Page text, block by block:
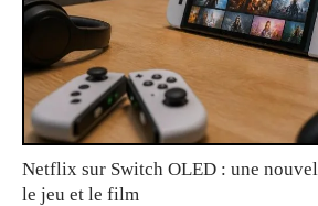
Netflix sur Switch OLED : une
le jeu et le film